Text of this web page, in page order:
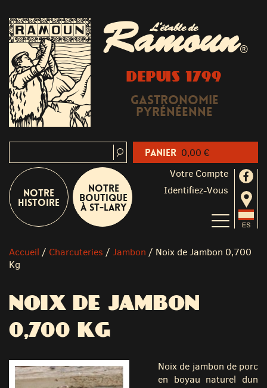
L'étable de
Ramoun®
DEPUIS 1799
Gastronomie
Pyrénéenne
Votre Compte
Identifiez-Vous
Notre
Histoire
Notre
boutique
à St-Lary
Accueil / Charcuteries / Jambon / Noix de Jambon 0,700
Kg
NOIX DE JAMBON
0,700 KG
Noix de jambon de porc
en boyau naturel dun
Panier 0,00 €